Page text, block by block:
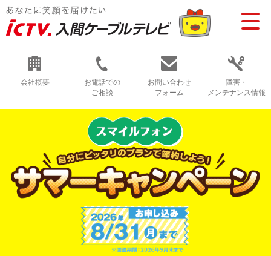
会社概要
お電話での
ご相談
お問い合わせ
フォーム
障害・
メンテナンス情報